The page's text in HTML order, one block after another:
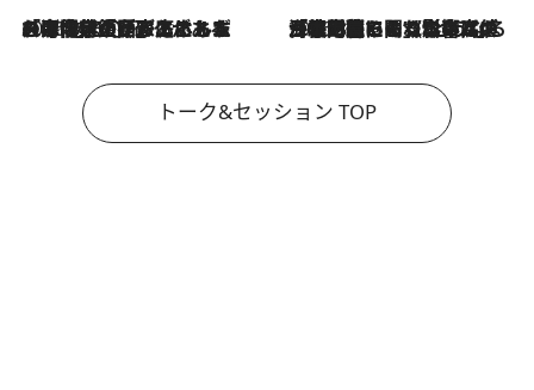
2026.8.3
「今後値上げがあるとすれば…」「リスクがあるのは今年の冬」エネルギー専門家が語る、ホルムズ海峡封鎖が家庭にもたらす“ある心配” 2026.8.3
「住宅建てられない…」「サーチャージ料の高値が続いている」ホルムズ海峡封鎖による影響はいつまで続く？《エネルギー専門家に聞く“どうなる日本の暮らし”》
トーク&セッション TOP